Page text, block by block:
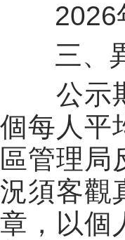
三、
公示
個每人平
區管理局
況須客觀
章，以個